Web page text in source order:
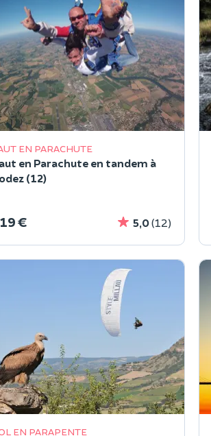
EN PARACHUTE
en Parachute en tandem à
(12)
€ 5,0(12)
EN PARAPENTE